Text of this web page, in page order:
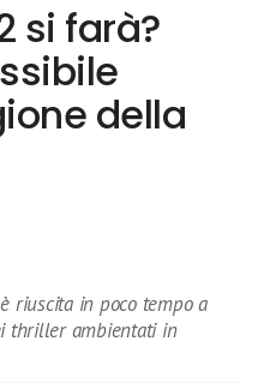
si farà?
della
riuscita in poco tempo a
thriller ambientati in